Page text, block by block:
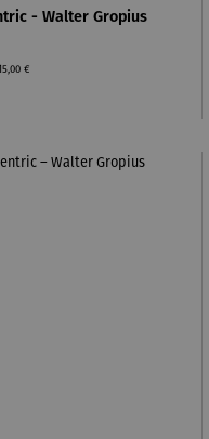
- Walter Gropius
Preis:
€